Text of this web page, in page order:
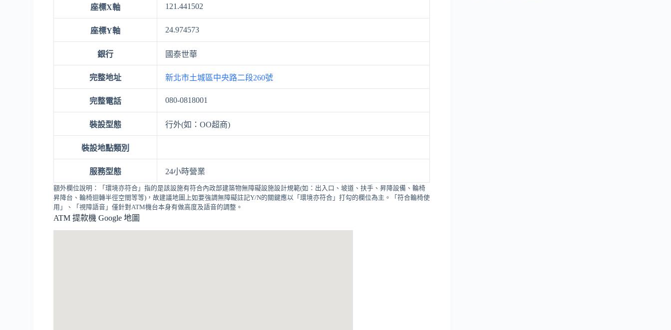
座標X軸 121.441502
座標Y軸 24.974573
銀行 國泰世華
完整地址 新北市土城區中央路二段260號
完整電話 080-0818001
裝設型態 行外(如：OO超商)
裝設地點類別
服務型態 24小時營業
額外欄位說明：「環境亦符合」指的是該設施有符合內政部建築物無障礙設施設計規範(如：出入口、坡道、扶手、昇降設備、輪椅
昇降台、輪椅迴轉半徑空間等等)，故建議地圖上如要強調無障礙註記Y/N的關鍵應以「環境亦符合」打勾的欄位為主。「符合輪椅使
用」、「視障語音」僅針對ATM機台本身有做高度及語音的調整。
ATM 提款機 Google 地圖